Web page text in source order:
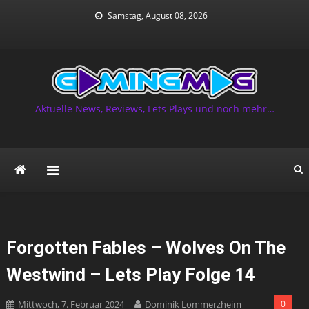
Samstag, August 08, 2026
Aktuelle News, Reviews, Lets Plays und noch mehr…
Forgotten Fables – Wolves On The
Westwind – Lets Play Folge 14
Mittwoch, 7. Februar 2024 Dominik Lommerzheim 0